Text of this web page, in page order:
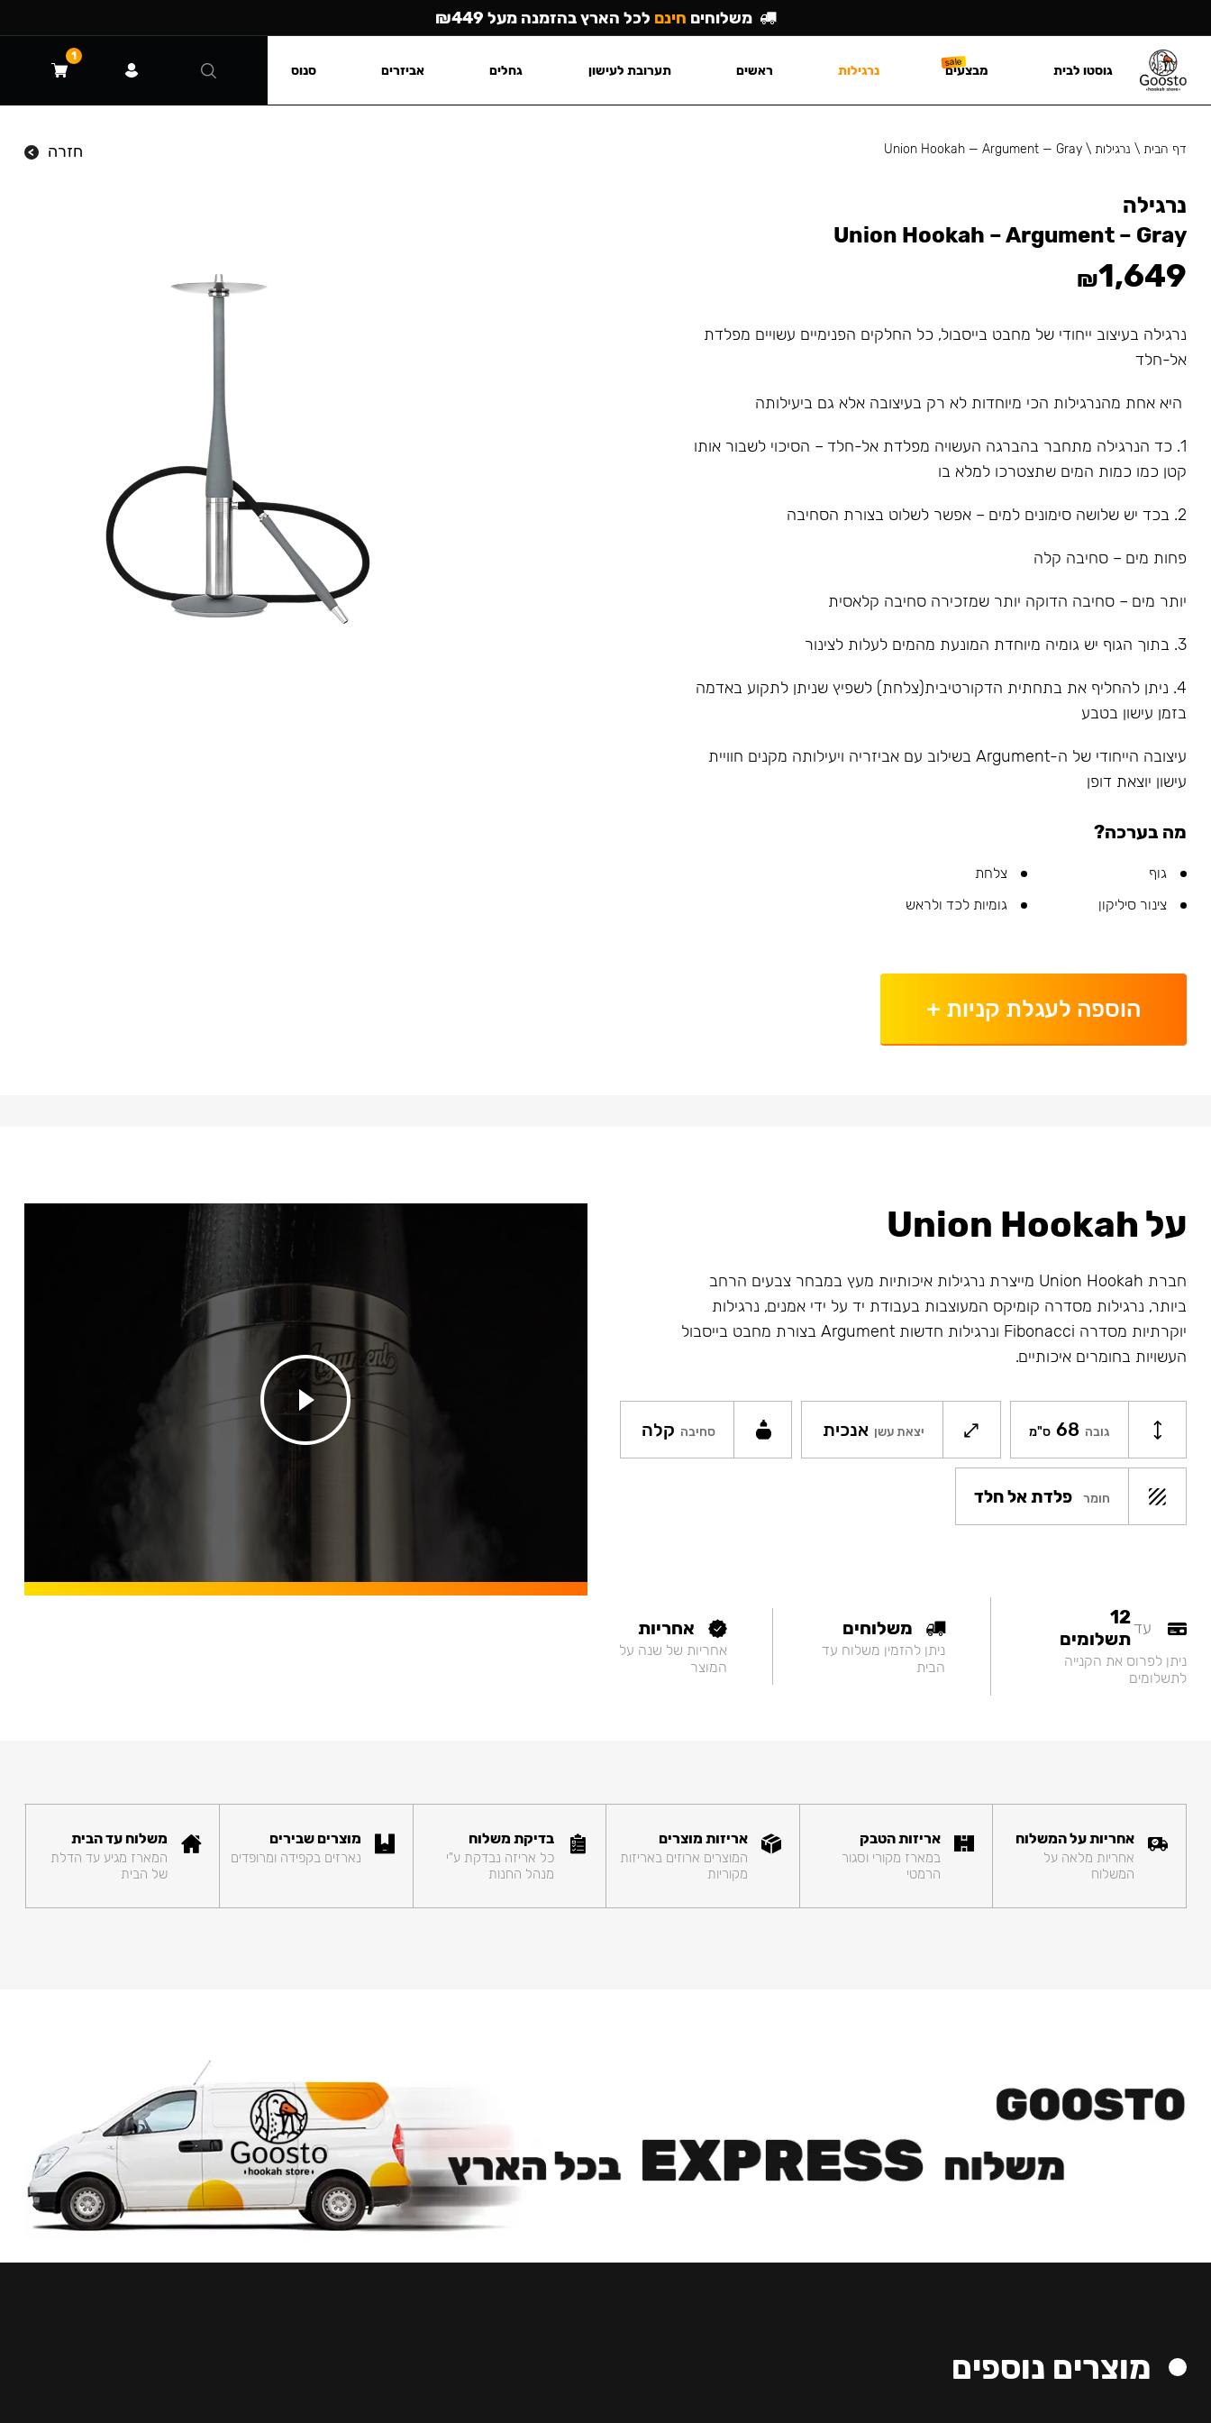
דף הבית\ נרגילות\
Union Hookah — Argument — Gray חזרה
נרגילה
Union Hookah – Argument – Gray
₪1,649
נרגילה בעיצוב ייחודי של מחבט בייסבול, כל החלקים הפנימיים עשויים מפלדת
אל-חלד
היא אחת מהנרגילות הכי מיוחדות לא רק בעיצובה אלא גם ביעילותה
1. כד הנרגילה מתחבר בהברגה העשויה מפלדת אל-חלד – הסיכוי לשבור אותו
קטן כמו כמות המים שתצטרכו למלא בו
2. בכד יש שלושה סימונים למים – אפשר לשלוט בצורת הסחיבה
פחות מים – סחיבה קלה
יותר מים – סחיבה הדוקה יותר שמזכירה סחיבה קלאסית
3. בתוך הגוף יש גומיה מיוחדת המונעת מהמים לעלות לצינור
4. ניתן להחליף את בתחתית הדקורטיבית(צלחת) לשפיץ שניתן לתקוע באדמה
בזמן עישון בטבע
עיצובה הייחודי של ה-Argument בשילוב עם אביזריה ויעילותה מקנים חוויית
עישון יוצאת דופן
מה בערכה?
גוף
צלחת
צינור סיליקון
גומיות לכד ולראש
הוספה לעגלת קניות +
על Union Hookah
חברת Union Hookah מייצרת נרגילות איכותיות מעץ במבחר צבעים הרחב
ביותר, נרגילות מסדרה קומיקס המעוצבות בעבודת יד על ידי אמנים, נרגילות
יוקרתיות מסדרה Fibonacci ונרגילות חדשות Argument בצורת מחבט בייסבול
העשויות בחומרים איכותיים.
גובה 68 ס"מ יצאת עשן אנכית סחיבה קלה
חומר פלדת אל חלד
עד12
תשלומים
ניתן לפרוס את הקנייה
לתשלומים
משלוחים
ניתן להזמין משלוח עד
הבית
אחריות
אחריות של שנה על
המוצר
אחריות על המשלוח
אחריות מלאה על
המשלוח
אריזות הטבק
במארז מקורי וסגור
הרמטי
אריזות מוצרים
המוצרים ארוזים באריזות
מקוריות
בדיקת משלוח
כל אריזה נבדקת ע"י
מנהל החנות
מוצרים שבירים
נארזים בקפידה ומרופדים
משלוח עד הבית
המארז מגיע עד הדלת
של הבית
מוצרים נוספים
משלוחים חינם לכל הארץ בהזמנה מעל ₪449
גוסטו לבית מבצעים נרגילות ראשים תערובת לעישון גחלים אביזרים סנוס
1